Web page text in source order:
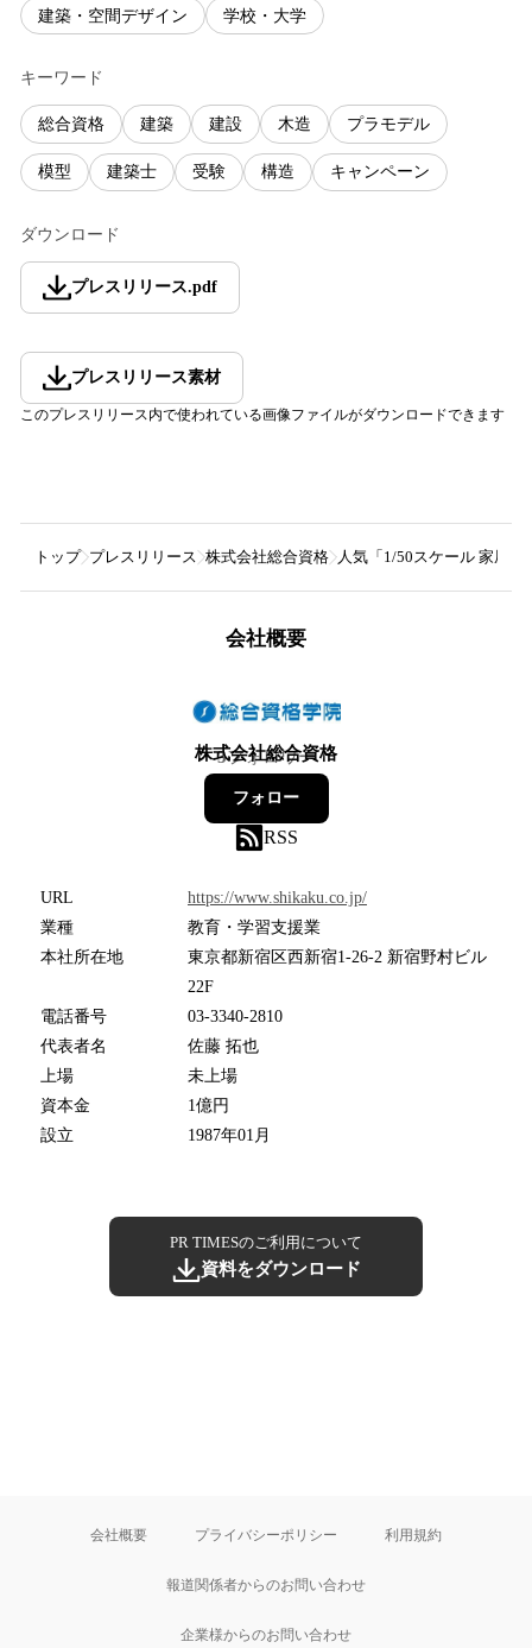
建築・空間デザイン 学校・大学
キーワード
総合資格 建築 建設 木造 プラモデル
模型 建築士 受験 構造 キャンペーン
ダウンロード
プレスリリース.pdf
プレスリリース素材
このプレスリリース内で使われている画像ファイルがダウンロードできます
トップ プレスリリース 株式会社総合資格 人気「1/50スケール 家屋
会社概要
株式会社総合資格
3フォロワー
フォロー
RSS
URL
https://www.shikaku.co.jp/
業種
教育・学習支援業
本社所在地
東京都新宿区西新宿1-26-2 新宿野村ビル
22F
電話番号
03-3340-2810
代表者名
佐藤 拓也
上場
未上場
資本金
1億円
設立
1987年01月
PR TIMESのご利用について
資料をダウンロード
会社概要 プライバシーポリシー 利用規約
報道関係者からのお問い合わせ
企業様からのお問い合わせ